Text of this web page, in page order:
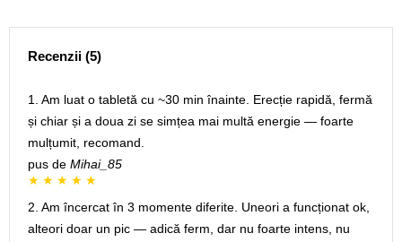
Recenzii (5)
1. Am luat o tabletă cu ~30 min înainte. Erecție rapidă, fermă
și chiar și a doua zi se simțea mai multă energie — foarte
mulțumit, recomand.
pus de Mihai_85
2. Am încercat în 3 momente diferite. Uneori a funcționat ok,
alteori doar un pic — adică ferm, dar nu foarte intens, nu